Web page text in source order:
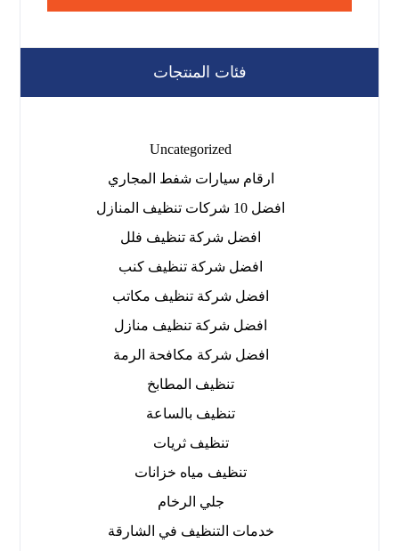
فئات المنتجات
Uncategorized
ارقام سيارات شفط المجاري
افضل 10 شركات تنظيف المنازل
افضل شركة تنظيف فلل
افضل شركة تنظيف كنب
افضل شركة تنظيف مكاتب
افضل شركة تنظيف منازل
افضل شركة مكافحة الرمة
تنظيف المطابخ
تنظيف بالساعة
تنظيف ثريات
تنظيف مياه خزانات
جلي الرخام
خدمات التنظيف في الشارقة